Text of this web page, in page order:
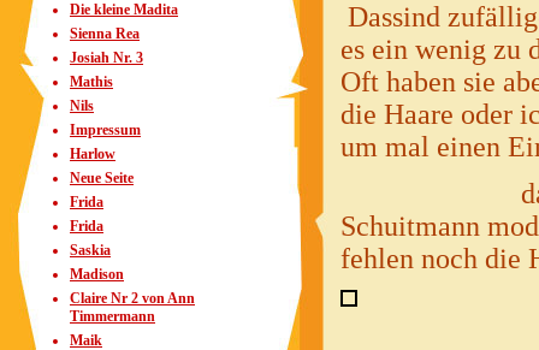
Die kleine Madita
Sienna Rea
Josiah Nr. 3
Mathis
Nils
Impressum
Harlow
Neue Seite
Frida
Frida
Saskia
Madison
Claire Nr 2 von Ann
Timmermann
Maik
Dassind
es ein wenig zu
Oft haben sie
die Haare oder
um mal
das hier
Schuitmann
fehlen noch die